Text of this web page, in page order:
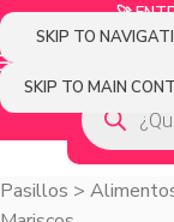
SKIP TO
SKIP TO MAIN
🚀
Pasillos >